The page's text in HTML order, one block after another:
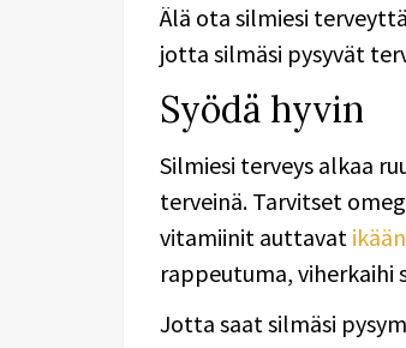
Älä ota silmiesi
jotta silmäsi pysyvät
Syödä hyvin
Silmiesi terveys alkaa
terveinä. Tarvitset
vitamiinit auttavat
rappeutuma, viherkaihi
Jotta saat silmäsi